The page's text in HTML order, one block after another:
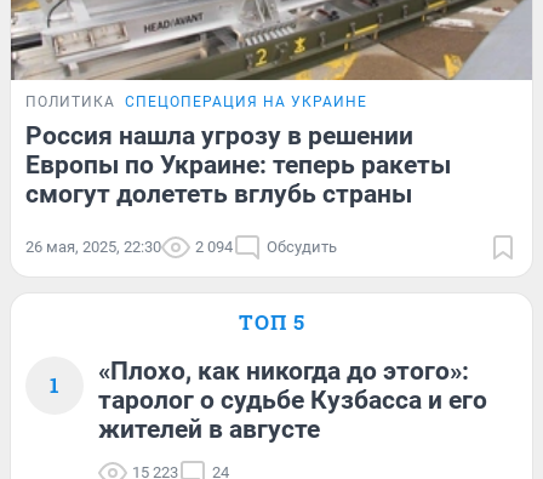
ПОЛИТИКА СПЕЦОПЕРАЦИЯ НА УКРАИНЕ
Россия нашла угрозу в решении
Европы по Украине: теперь ракеты
смогут долететь вглубь страны
26 мая, 2025, 22:30 2 094 Обсудить
ТОП 5
1
«Плохо, как никогда до этого»:
таролог о судьбе Кузбасса и его
жителей в августе
15 223 24